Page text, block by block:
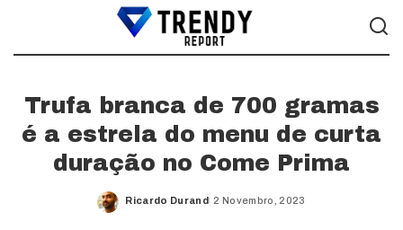
Trufa branca de 700 gramas
é a estrela do menu de curta
duração no Come Prima
Posted
Ricardo Durand 2 Novembro, 2023